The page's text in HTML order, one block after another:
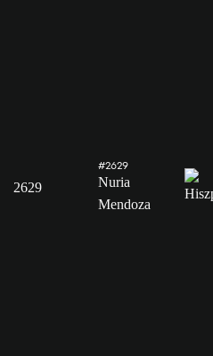
2629
#2629
Nuria
Mendoza